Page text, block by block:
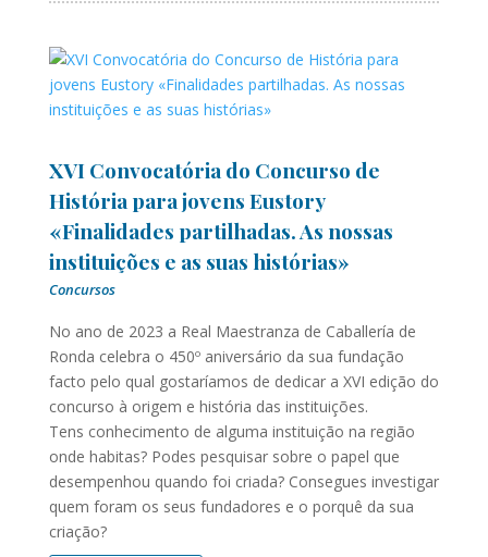
XVI Convocatória do Concurso de
História para jovens Eustory
«Finalidades partilhadas. As nossas
instituições e as suas histórias»
Concursos
No ano de 2023 a Real Maestranza de Caballería de
Ronda celebra o 450º aniversário da sua fundação
facto pelo qual gostaríamos de dedicar a XVI edição do
concurso à origem e história das instituições.
Tens conhecimento de alguma instituição na região
onde habitas? Podes pesquisar sobre o papel que
desempenhou quando foi criada? Consegues investigar
quem foram os seus fundadores e o porquê da sua
criação?